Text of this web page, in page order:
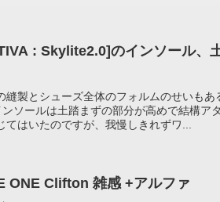
: Skylite2.0]のインソール、
縫製とシューズ全体のフォルムのせいもあ
ソールは土踏まずの部分が高めで結構ア
てはいたのですが、我慢しきれずワ...
ONE Clifton 雑感 +アルファ